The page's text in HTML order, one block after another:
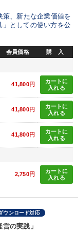
、新たな企業価値を
」としての使い方を公
会員価格 購 入
41,800円
カートに
入れる
41,800円
カートに
入れる
41,800円
カートに
入れる
2,750円
カートに
入れる
ウンロード対応
の実践」